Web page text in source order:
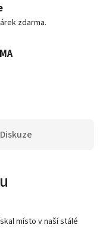
zdarma.
Diskuze
místo v naší stálé